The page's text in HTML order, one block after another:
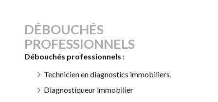
DÉBOUCHÉS
PROFESSIONNELS
Débouchés professionnels :
Technicien en diagnostics immobiliers,
Diagnostiqueur immobilier